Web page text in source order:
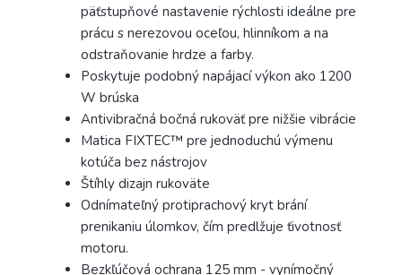
päťstupňové nastavenie rýchlosti ideálne pre
prácu s nerezovou oceľou, hlinníkom a na
odstraňovanie hrdze a farby.
Poskytuje podobný napájací výkon ako 1200
W brúska
Antivibračná bočná rukoväť pre nižšie vibrácie
Matica FIXTEC™ pre jednoduchú výmenu
kotúča bez nástrojov
Štíhly dizajn rukoväte
Odnímateľný protiprachový kryt brání
prenikaniu úlomkov, čím predlžuje ťivotnosť
motoru.
Bezkľúčová ochrana 125 mm - vynímočný